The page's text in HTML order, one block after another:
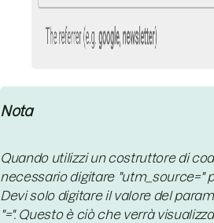
Nota
Quando utilizzi un costruttore di
necessario digitare "utm_source="
Devi solo digitare il valore del
"=". Questo è ciò che verrà